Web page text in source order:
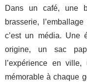
Dans un café, une
brasserie,
c’est un média. Une
origine, un sac
l’expérience en
mémorable à chaque